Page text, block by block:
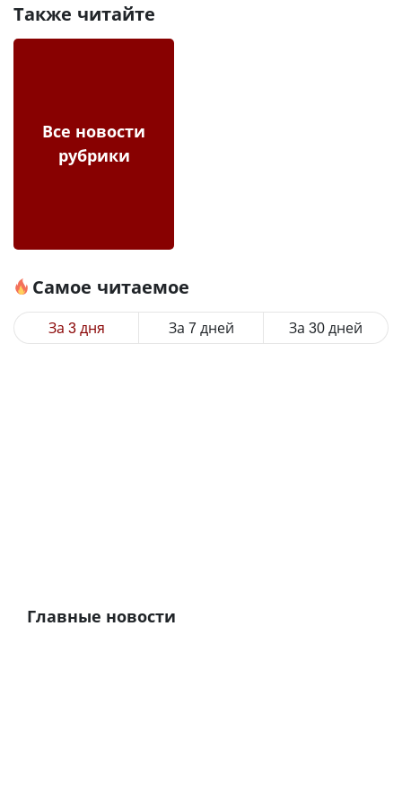
Также читайте
Все новости
рубрики
Самое читаемое
За 3 дня За 7 дней За 30 дней
Главные новости